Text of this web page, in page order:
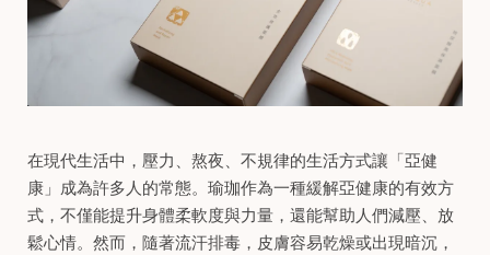
在現代生活中，壓力、熬夜、不規律的生活方式讓「亞健
康」成為許多人的常態。瑜珈作為一種緩解亞健康的有效方
式，不僅能提升身體柔軟度與力量，還能幫助人們減壓、放
鬆心情。然而，隨著流汗排毒，皮膚容易乾燥或出現暗沉，